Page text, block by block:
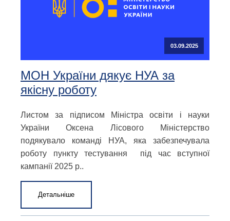
03.09.2025
МОН України дякує НУА за
якісну роботу
Листом за підписом Міністра освіти і науки
України Оксена Лісового Міністерство
подякувало команді НУА, яка забезпечувала
роботу пункту тестування під час вступної
кампанії 2025 р..
Детальніше